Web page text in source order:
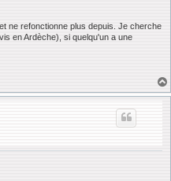
ne refonctionne plus depuis. Je cherche
en Ardèche), si quelqu'un a une